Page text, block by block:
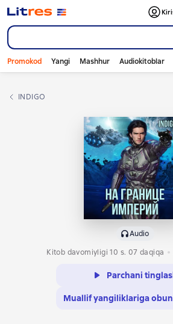
Promokod Yangi Mashhur Audiokitoblar
INDIGO
Audio
Kitob davomiyligi 10 s. 07 daqiqa
Parchani
Muallif yangiliklariga